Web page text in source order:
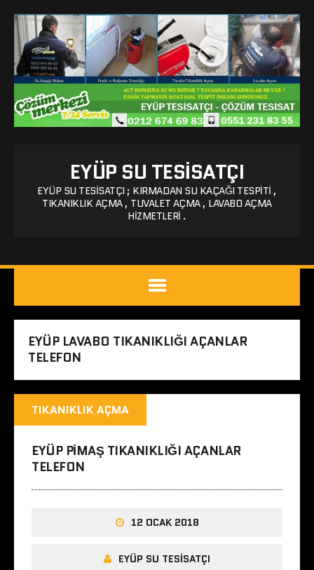
EYÜP SU TESISATÇI
EYÜP SU TESISATÇI ; KIRMADAN SU KAÇAĞI TESPITI ,
TIKANIKLIK AÇMA , TUVALET AÇMA , LAVABO AÇMA
HIZMETLERI .
EYÜP LAVABO TIKANIKLIĞI AÇANLAR
TELEFON
TIKANIKLIK AÇMA
EYÜP PIMAŞ TIKANIKLIĞI AÇANLAR
TELEFON
12 OCAK 2018
EYÜP SU TESISATÇI